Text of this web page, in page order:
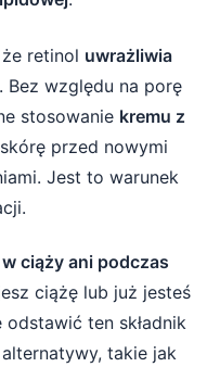
retinol uwrażliwia
. Bez względu na porę
stosowanie kremu z
przed nowymi
Jest to warunek
ciąży ani podczas
ciążę lub już jesteś
ten składnik
takie jak